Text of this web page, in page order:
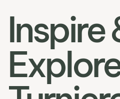
Inspire